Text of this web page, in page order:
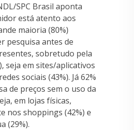
SPC Brasil aponta
está atento aos
maioria (80%)
pesquisa antes de
sobretudo pela
seja em sites/aplicativos
sociais (43%). Já 62%
de preços sem o uso da
em lojas físicas,
nos shoppings (42%) e
(29%).